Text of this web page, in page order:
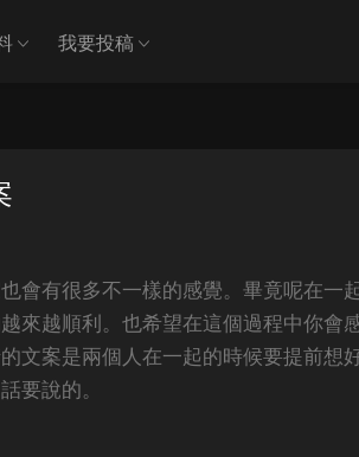
我要投稿
會有很多不一樣的感覺。畢竟呢在一
來越順利。也希望在這個過程中你會
文案是兩個人在一起的時候要提前想
要說的。